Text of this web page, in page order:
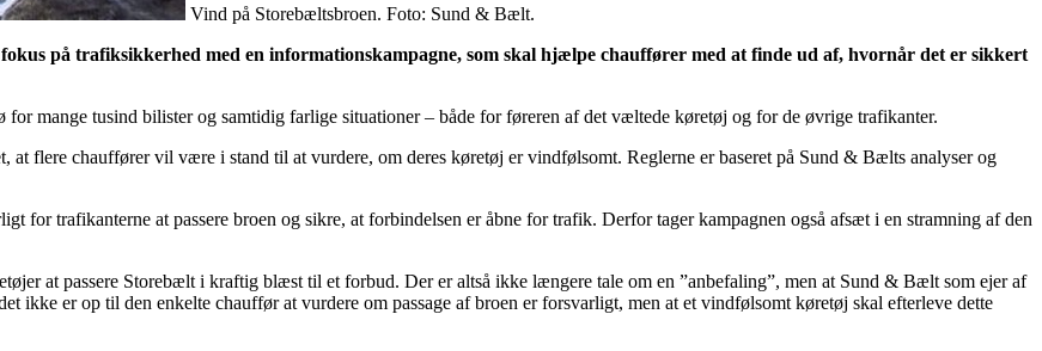
Vind på Storebæltsbroen. Foto: Sund & Bælt.
på trafiksikkerhed med en informationskampagne, som skal hjælpe chauffører med at finde ud af, hvornår det er sikkert
mange tusind bilister og samtidig farlige situationer – både for føreren af det væltede køretøj og for de øvrige trafikanter.
at flere chauffører vil være i stand til at vurdere, om deres køretøj er vindfølsomt. Reglerne er baseret på Sund & Bælts analyser og
for trafikanterne at passere broen og sikre, at forbindelsen er åbne for trafik. Derfor tager kampagnen også afsæt i en stramning af den
at passere Storebælt i kraftig blæst til et forbud. Der er altså ikke længere tale om en ”anbefaling”, men at Sund & Bælt som ejer af
ikke er op til den enkelte chauffør at vurdere om passage af broen er forsvarligt, men at et vindfølsomt køretøj skal efterleve dette